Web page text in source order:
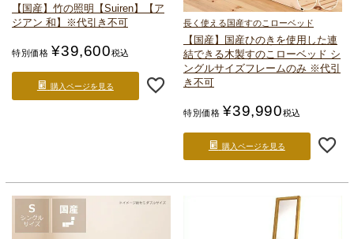
【国産】竹の照明【Suiren】
【ア
ジアン 和】
※代引き不可
特別価格 ¥39,600税込
購入ページを見る
長く使える国産すのこローベッド
【国産】国産ひのきを使用した連
結できる木製すのこローベッド シ
ングルサイズフレームのみ ※代引
き不可
特別価格 ¥39,990税込
購入ページを見る